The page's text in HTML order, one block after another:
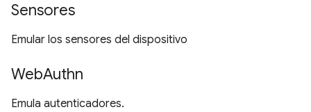
Sensores
Emular los sensores del dispositivo
WebAuthn
Emula autenticadores.